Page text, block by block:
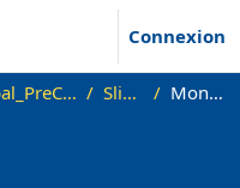
Connexion
WS24_SaTec_Kerbal_PreCourse Slides Monday